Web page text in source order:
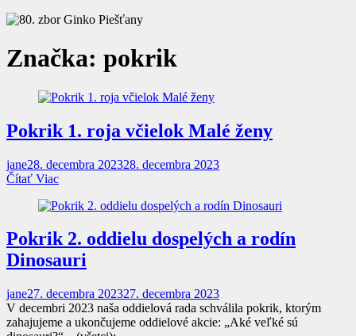
Značka: pokrik
Pokrik 1. roja včielok Malé ženy
jane28. decembra 202328. decembra 2023
Čítať Viac
Pokrik 2. oddielu dospelých a rodín
Dinosauri
jane27. decembra 202327. decembra 2023
V decembri 2023 naša oddielová rada schválila pokrik, ktorým
zahajujeme a ukončujeme oddielové akcie: „Aké veľké sú